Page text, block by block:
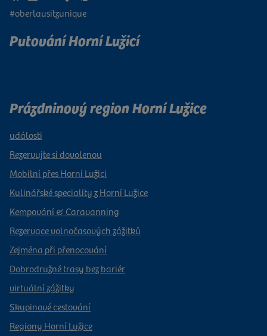
#oberlausitzunique
Putování Horní Lužicí
Prázdninový region Horní Lužice
události
Rezervujte si dovolenou
Mobilní přes Horní Lužici
Kulinářské speciality z Horní Lužice
Kempování & Caravanning
Rezervace volnočasových zážitků
Zejména při přenocování
Dobrodružné trasy bez bariér
virtuální zážitky
Skupinové cestování
Regiony Horní Lužice